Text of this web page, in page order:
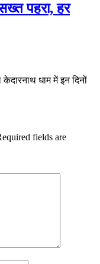
पहरा, हर
धाम में इन दिनों
fields are